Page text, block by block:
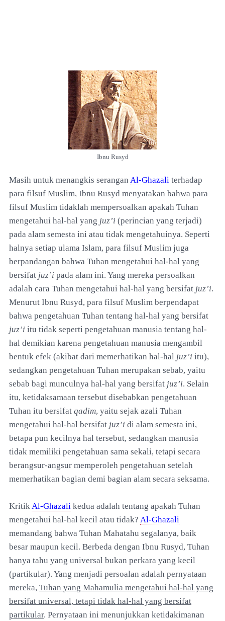
Ibnu Rusyd
Masih untuk menangkis serangan Al-Ghazali terhadap
para filsuf Muslim, Ibnu Rusyd menyatakan bahwa para
filsuf Muslim tidaklah mempersoalkan apakah Tuhan
mengetahui hal-hal yang juz’i (perincian yang terjadi)
pada alam semesta ini atau tidak mengetahuinya. Seperti
halnya setiap ulama Islam, para filsuf Muslim juga
berpandangan bahwa Tuhan mengetahui hal-hal yang
bersifat juz’i pada alam ini. Yang mereka persoalkan
adalah cara Tuhan mengetahui hal-hal yang bersifat juz’i.
Menurut Ibnu Rusyd, para filsuf Muslim berpendapat
bahwa pengetahuan Tuhan tentang hal-hal yang bersifat
juz’i itu tidak seperti pengetahuan manusia tentang hal-
hal demikian karena pengetahuan manusia mengambil
bentuk efek (akibat dari memerhatikan hal-hal juz’i itu),
sedangkan pengetahuan Tuhan merupakan sebab, yaitu
sebab bagi munculnya hal-hal yang bersifat juz’i. Selain
itu, ketidaksamaan tersebut disebabkan pengetahuan
Tuhan itu bersifat qadim, yaitu sejak azali Tuhan
mengetahui hal-hal bersifat juz’i di alam semesta ini,
betapa pun kecilnya hal tersebut, sedangkan manusia
tidak memiliki pengetahuan sama sekali, tetapi secara
berangsur-angsur memperoleh pengetahuan setelah
memerhatikan bagian demi bagian alam secara seksama.
KritikAl-Ghazali kedua adalah tentang apakah Tuhan
mengetahui hal-hal kecil atau tidak? Al-Ghazali
memandang bahwa Tuhan Mahatahu segalanya, baik
besar maupun kecil. Berbeda dengan Ibnu Rusyd, Tuhan
hanya tahu yang universal bukan perkara yang kecil
(partikular). Yang menjadi persoalan adalah pernyataan
mereka, Tuhan yang Mahamulia mengetahui hal-hal yang
bersifat universal, tetapi tidak hal-hal yang bersifat
partikular. Pernyataan ini menunjukkan ketidakimanan